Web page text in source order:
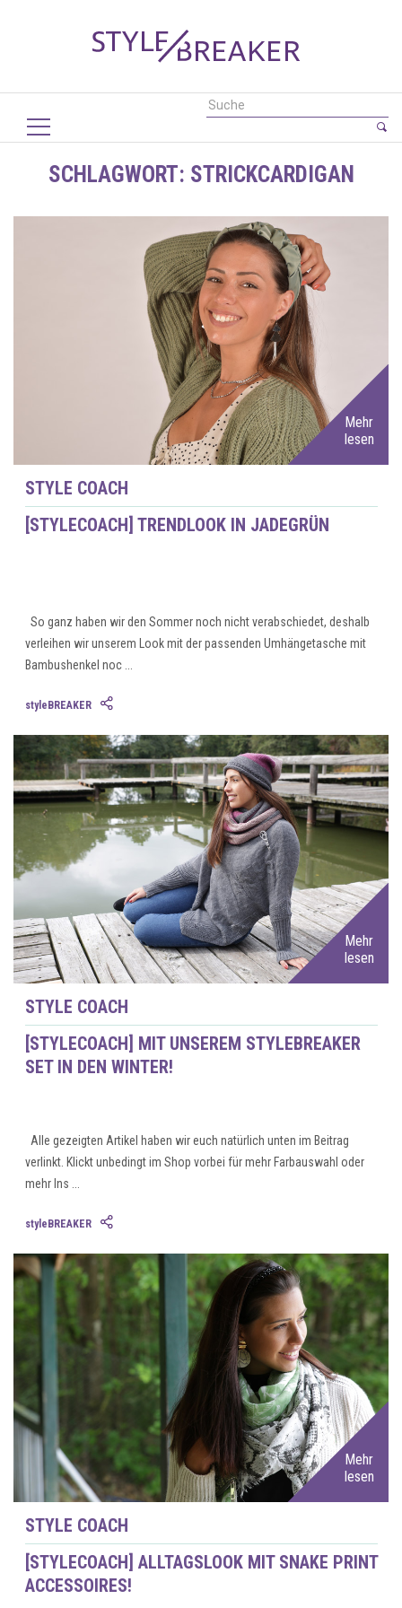
SCHLAGWORT: STRICKCARDIGAN
Mehr
lesen
STYLE COACH
[STYLECOACH] TRENDLOOK IN JADEGRÜN
So ganz haben wir den Sommer noch nicht verabschiedet, deshalb
verleihen wir unserem Look mit der passenden Umhängetasche mit
Bambushenkel noc ...
styleBREAKER
Mehr
lesen
STYLE COACH
[STYLECOACH] MIT UNSEREM STYLEBREAKER
SET IN DEN WINTER!
Alle gezeigten Artikel haben wir euch natürlich unten im Beitrag
verlinkt. Klickt unbedingt im Shop vorbei für mehr Farbauswahl oder
mehr Ins ...
styleBREAKER
Mehr
lesen
STYLE COACH
[STYLECOACH] ALLTAGSLOOK MIT SNAKE PRINT
ACCESSOIRES!